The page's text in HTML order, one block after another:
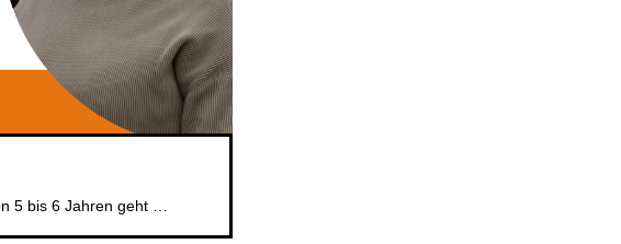
Das beliebte Mitsingformat für Kinder im Alter von 5 bis 6 Jahren geht weiter